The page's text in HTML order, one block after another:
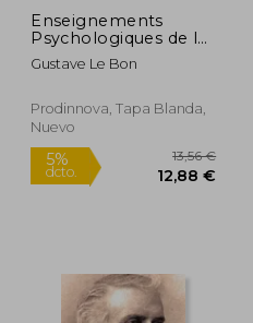
dcto.
Enseignements
Psychologiques de la
Guerre Européenne
de Gustave le
Francés)
Gustave Le Bon
Prodinnova, Tapa Blanda,
Nuevo